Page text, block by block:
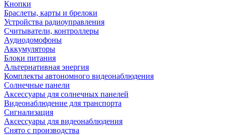
Кнопки
Браслеты, карты и брелоки
Устройства радиоуправления
Считыватели, контроллеры
Аудиодомофоны
Аккумуляторы
Блоки питания
Альтернативная энергия
Комплекты автономного видеонаблюдения
Солнечные панели
Аксессуары для солнечных панелей
Видеонаблюдение для транспорта
Сигнализация
Аксессуары для видеонаблюдения
Снято с производства